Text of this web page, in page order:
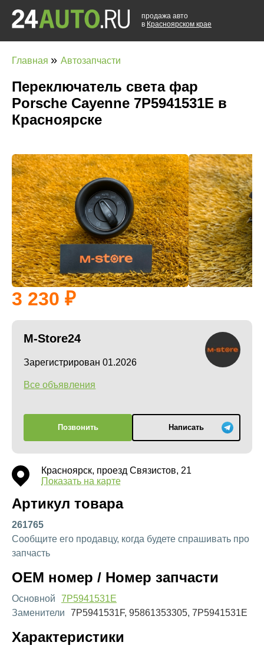
продажа авто
в Красноярском крае
Главная » Автозапчасти
Переключатель света фар
Porsche Cayenne 7P5941531E в
Красноярске
3 230
M-Store24
Зарегистрирован 01.2026
Все объявления
Позвонить Написать
Красноярск, проезд Связистов, 21
Показать на карте
Артикул товара
261765
Сообщите его продавцу, когда будете спрашивать про
запчасть
OEM номер / Номер запчасти
Основной
7P5941531E
Заменители
7P5941531F, 95861353305, 7P5941531E
Характеристики